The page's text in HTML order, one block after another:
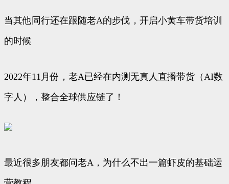
当其他同行还在跟随老A的步伐，开启小黄车带货培训
的时候
2022年11月份，老A已经在内测无真人直播带货（AI数
字人），整合全球供应链了！
最近很多朋友都问老A，为什么不出一篇虾皮的基础运